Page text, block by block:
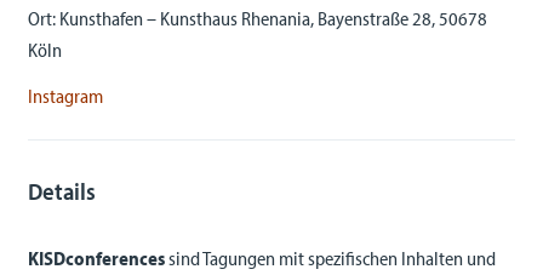
Ort: Kunsthafen – Kunsthaus Rhenania, Bayenstraße 28, 50678
Köln
Instagram
Details
KISDconferencessind Tagungen mit spezifischen Inhalten und